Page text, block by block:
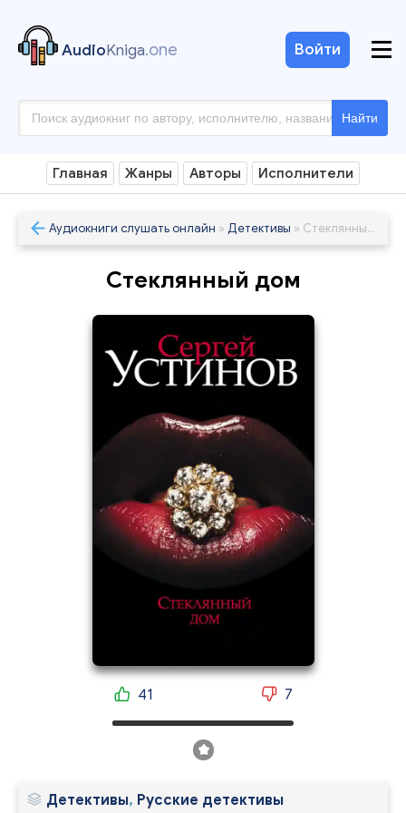
AudioKniga.one
Найти
Войти
Главная Жанры Авторы Исполнители
Аудиокниги слушать онлайн » Детективы » Стеклянный дом
Стеклянный дом
41 7
Детективы, Русские детективы